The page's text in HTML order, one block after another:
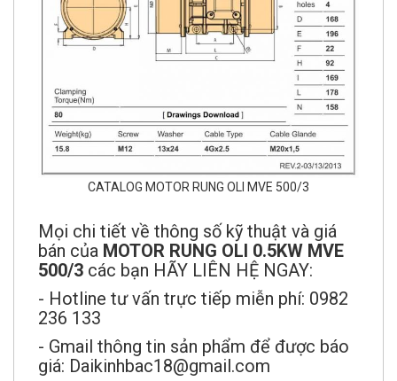
CATALOG MOTOR RUNG OLI MVE 500/3
bán củaMOTOR RUNG OLI 0.5KW MVE
500/3 các bạn HÃY LIÊN HỆ NGAY:
- Hotline tư vấn trực tiếp miễn phí: 0982
236 133
- Gmail thông tin sản phẩm để được báo
giá: Daikinhbac18@gmail.com
===> Với khách ở gần hoặc trung